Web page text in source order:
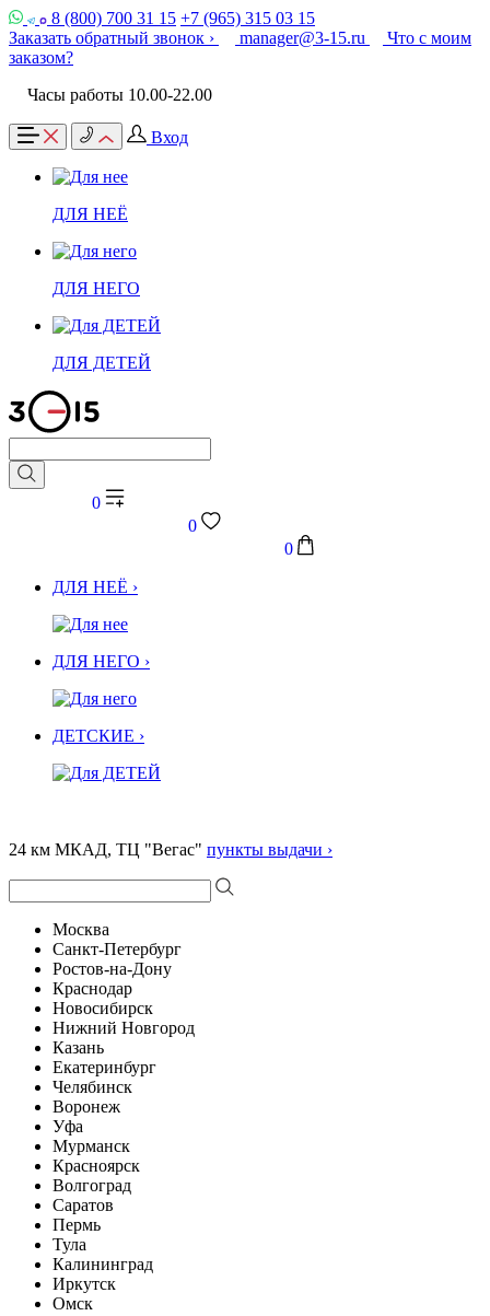
8 (800) 700 31 15 +7 (965) 315 03 15
Заказать обратный звонок ›
manager@3-15.ru
Что с моим
заказом?
Часы работы 10.00-22.00
Вход
ДЛЯ НЕЁ
ДЛЯ НЕГО
ДЛЯ ДЕТЕЙ
0
0
0
ДЛЯ НЕЁ ›
ДЛЯ НЕГО ›
ДЕТСКИЕ ›
24 км МКАД, ТЦ "Вегас" пункты выдачи ›
Москва
Санкт-Петербург
Ростов-на-Дону
Краснодар
Новосибирск
Нижний Новгород
Казань
Екатеринбург
Челябинск
Воронеж
Уфа
Мурманск
Красноярск
Волгоград
Саратов
Пермь
Тула
Калининград
Иркутск
Омск